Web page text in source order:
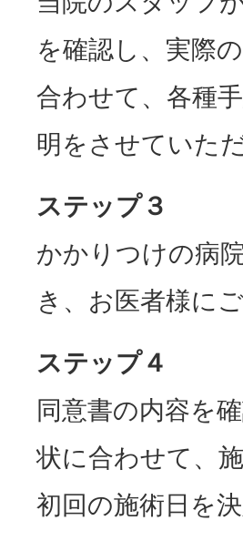
を確認し、実際
合わせて、各種
明をさせていた
ステップ３
かかりつけの病
き、お医者様に
ステップ４
同意書の内容を
状に合わせて、
初回の施術日を